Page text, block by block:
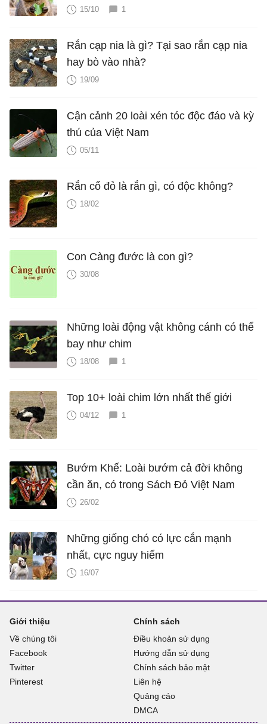
15/10 1
Rắn cạp nia là gì? Tại sao rắn cạp nia
hay bò vào nhà?
19/09
Cận cảnh 20 loài xén tóc độc đáo và kỳ
thú của Việt Nam
05/11
Rắn cổ đỏ là rắn gì, có độc không?
18/02
Con Càng đước là con gì?
30/08
Những loài động vật không cánh có thể
bay như chim
18/08 1
Top 10+ loài chim lớn nhất thế giới
04/12 1
Bướm Khế: Loài bướm cả đời không
cần ăn, có trong Sách Đỏ Việt Nam
26/02
Những giống chó có lực cắn mạnh
nhất, cực nguy hiểm
16/07
Giới thiệu
Về chúng tôi
Facebook
Twitter
Pinterest
Chính sách
Điều khoản sử dụng
Hướng dẫn sử dụng
Chính sách bảo mật
Liên hệ
Quảng cáo
DMCA